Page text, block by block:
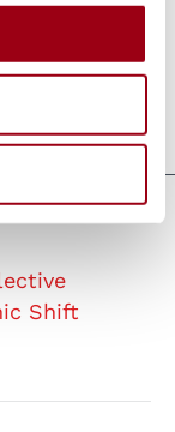
Shift